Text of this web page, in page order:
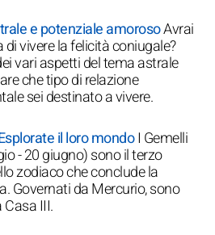
e potenziale amorosoAvrai
di vivere la felicità coniugale?
vari aspetti del tema astrale
che tipo di relazione
sei destinato a vivere.
il loro mondoI Gemelli
- 20 giugno) sono il terzo
zodiaco che conclude la
Governati da Mercurio, sono
III.